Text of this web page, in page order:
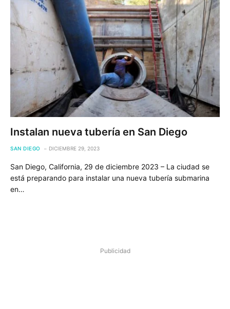
Instalan nueva tubería en San Diego
SAN DIEGO DICIEMBRE 29, 2023
San Diego, California, 29 de diciembre 2023 – La ciudad se
está preparando para instalar una nueva tubería submarina
en…
Publicidad